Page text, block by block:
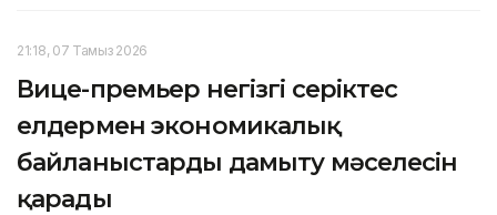
21:18, 07 Тамыз 2026
Вице-премьер негізгі серіктес
елдермен экономикалық
байланыстарды дамыту мәселесін
қарады